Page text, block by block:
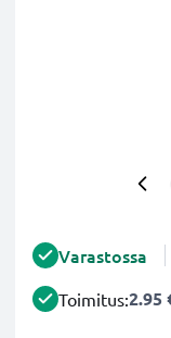
Varastossa
Toimitus:2.95